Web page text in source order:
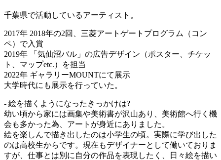
千葉県で活動しているアーティスト。
2017年 2018年の2回、三菱アートゲートプログラム（コン
ペ）で入賞
2019年 「気仙沼バル」の広告デザイン（ポスター、チケッ
ト、マップetc.）を担当
2022年 ギャラリーMOUNTにて展示
大学時代にも展示を行っていた。
- 絵を描くようになったきっかけは?
幼い頃から家には画集や美術書が沢山あり、美術館へ行く機
会も多かった為、アートが身近にありました。
絵を楽しんで描き出したのは小学生の頃。実際に学び出した
のは高校生からです。現在もデザイナーとして働いておりま
すが、仕事とは別に自分の作品を表現したく、日々絵を描い